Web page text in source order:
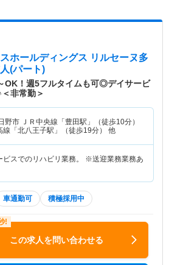
ホールディングス リルセーヌ多
(パート)
OK！週5フルタイムも可◎デイサービ
非常勤＞
野市 ＪＲ中央線「豊田駅」（徒歩10分）
線「北八王子駅」（徒歩19分） 他
でのリハビリ業務。 ※送迎業務業務あ
車通勤可 積極採用中
この求人を問い合わせる